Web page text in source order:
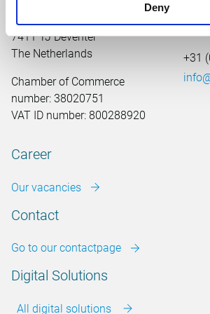
Deny
Leeuwenbrug 8
7411 TJ Deventer
The Netherlands
Chamber of Commerce
number: 38020751
VAT ID number: 800288920
+31
Career
Our vacancies
Contact
Go to our contactpage
Digital Solutions
All digital solutions